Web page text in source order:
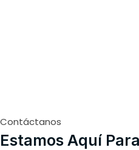
Contáctanos
Estamos Aquí